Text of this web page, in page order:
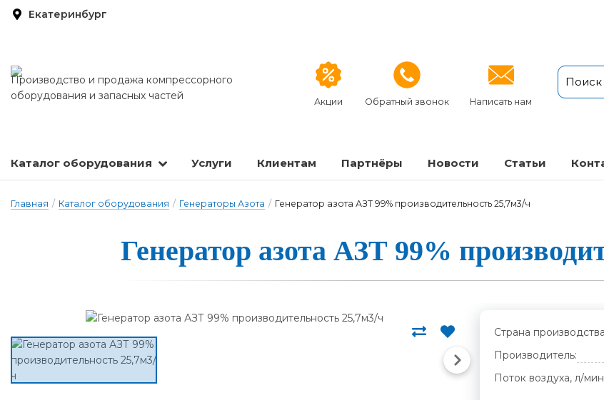
Екатеринбург
Производство и продажа компрессорного
оборудования и запасных частей
Акции Обратный звонок Написать нам
Каталог оборудования Услуги Клиентам Партнёры Новости Статьи
Главная / Каталог оборудования / Генераторы Азота / Генератор азота АЗТ 99% производительность 25,7м3/ч
Генера­тор а­зо­та АЗТ 99%
Страна
Производитель:
Поток воздуха, л/